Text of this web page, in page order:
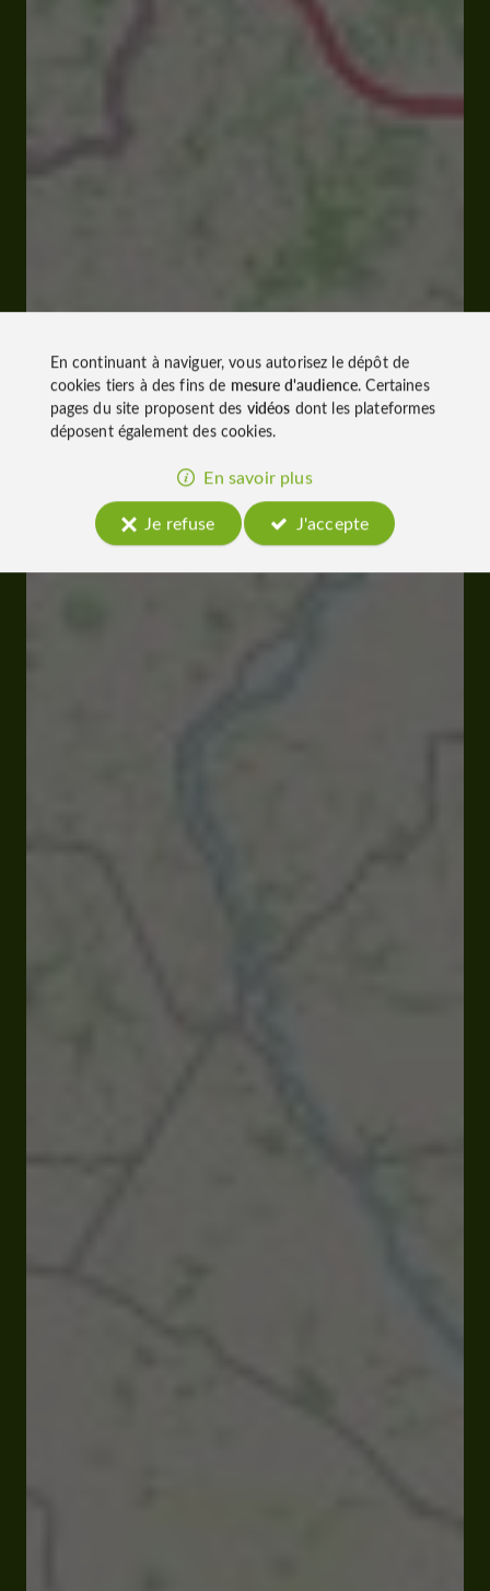
En continuant à naviguer, vous autorisez le dépôt de
cookies tiers à des fins de mesure d'audience. Certaines
pages du site proposent des vidéos dont les plateformes
déposent également des cookies.
En savoir plus
Je refuse
J'accepte